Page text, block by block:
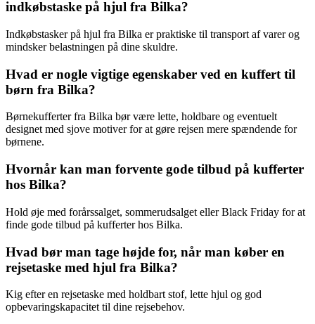
indkøbstaske på hjul fra Bilka?
Indkøbstasker på hjul fra Bilka er praktiske til transport af varer og
mindsker belastningen på dine skuldre.
Hvad er nogle vigtige egenskaber ved en kuffert til
børn fra Bilka?
Børnekufferter fra Bilka bør være lette, holdbare og eventuelt
designet med sjove motiver for at gøre rejsen mere spændende for
børnene.
Hvornår kan man forvente gode tilbud på kufferter
hos Bilka?
Hold øje med forårssalget, sommerudsalget eller Black Friday for at
finde gode tilbud på kufferter hos Bilka.
Hvad bør man tage højde for, når man køber en
rejsetaske med hjul fra Bilka?
Kig efter en rejsetaske med holdbart stof, lette hjul og god
opbevaringskapacitet til dine rejsebehov.